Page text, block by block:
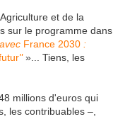
et de la
sur le programme dans
France 2030 :
"»... Tiens, les
millions d'euros qui
les contribuables –,